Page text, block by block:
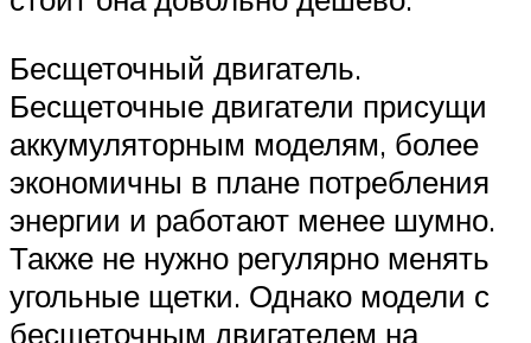
Бесщеточный двигатель.
Бесщеточные двигатели присущи
аккумуляторным моделям, более
экономичны в плане потребления
энергии и работают менее шумно.
Также не нужно регулярно менять
угольные щетки. Однако модели с
бесщеточным двигателем на